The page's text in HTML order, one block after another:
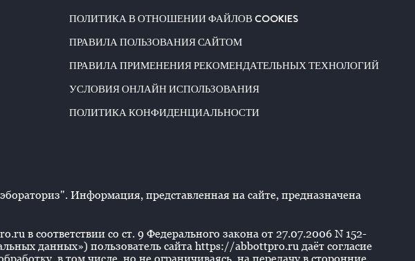
ПОЛИТИКА В ОТНОШЕНИИ ФАЙЛОВ COOKIES
ПРАВИЛА ПОЛЬЗОВАНИЯ САЙТОМ
ПРАВИЛА ПРИМЕНЕНИЯ РЕКОМЕНДАТЕЛЬНЫХ ТЕХНОЛОГИЙ
УСЛОВИЯ ОНЛАЙН ИСПОЛЬЗОВАНИЯ
ПОЛИТИКА КОНФИДЕНЦИАЛЬНОСТИ
Информация, представленная на сайте, предназначена
в соответствии со ст. 9 Федерального закона от 27.07.2006 N 152-
данных») пользователь сайта https://abbottpro.ru даёт согласие
в том числе, но не ограничиваясь, на передачу в сторонние